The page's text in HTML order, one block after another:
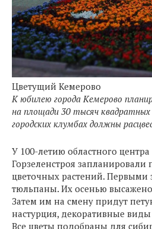
Цветущий Кемерово
К юбилею города Кемерово
на площади 30 тысяч
городских клумбах должны
У 100-летию областного
Горзеленстроя
цветочных растений. Первыми
тюльпаны. Их осенью
Затем им на смену придут
настурция, декоративные
Все цветы подобраны для